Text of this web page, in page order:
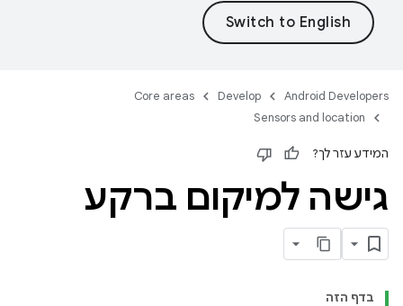
Android Developers
Develop
Core areas
Sensors and location
המידע עזר לך?
גישה למיקום ברקע
בדף הזה